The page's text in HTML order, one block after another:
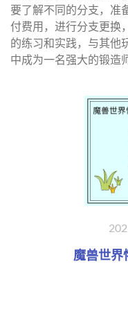
要了解不同的分支，准
付费用，进行分支更换
的练习和实践，与其他
中成为一名强大的锻造
魔兽世界